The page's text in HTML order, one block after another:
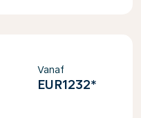
Vanaf
EUR1232*